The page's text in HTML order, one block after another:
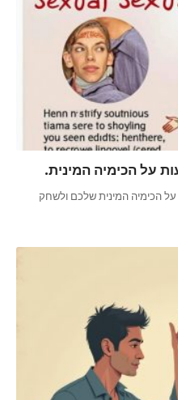
על הכימיה המינית.
על הכימיה המינית שלכם ולשחק